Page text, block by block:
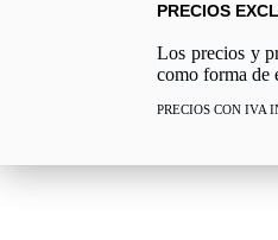
PRECIOS
Los precios y
como forma de
PRECIOS CON IVA